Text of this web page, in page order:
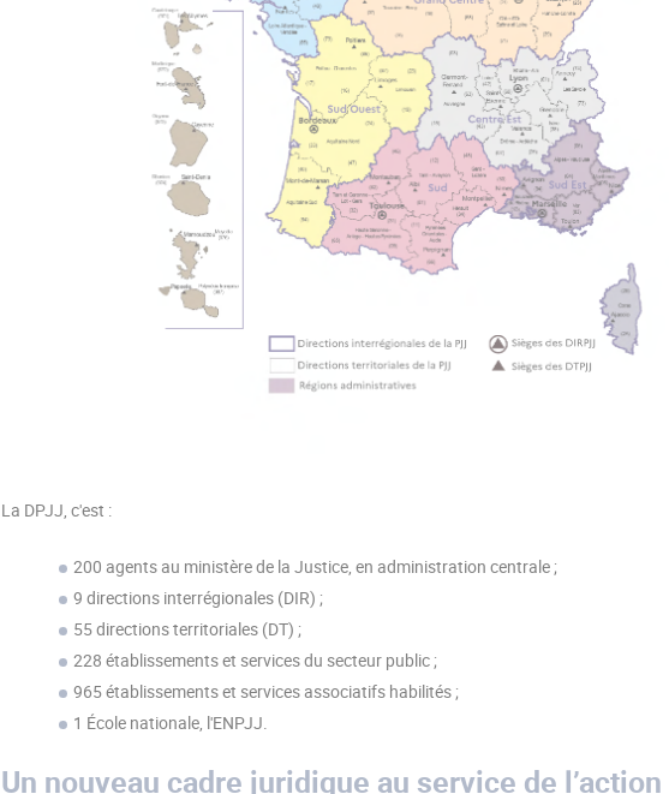
La DPJJ, c'est :
200 agents au ministère de la Justice, en administration centrale ;
9 directions interrégionales (DIR) ;
55 directions territoriales (DT) ;
228 établissements et services du secteur public ;
965 établissements et services associatifs habilités ;
1 École nationale, l'ENPJJ.
Un nouveau cadre juridique au service de l’action